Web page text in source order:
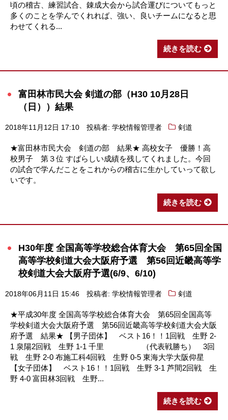
頃の稽古、練習試合、錬成大会から試合運びについてもっと
多くのことを学んでくれれば、強い、良いチームになると思
わせてくれる...
続きを読む
富田林市民大会 剣道の部（H30 10月28日
（日））結果
2018年11月12日 17:10 投稿者: 学校情報管理者 剣道
★富田林市民大会 剣道の部 結果★ 高校女子 優勝！高
校男子 第３位 すばらしい成績を残してくれました。今回
の試合で学んだことをこれからの稽古に生かしていって欲し
いです。
続きを読む
H30年度 全国高等学校総合体育大会 第65回全国
高等学校剣道大会大阪府予選 第56回近畿高等学
校剣道大会大阪府予選(6/9、6/10)
2018年06月11日 15:46 投稿者: 学校情報管理者 剣道
★平成30年度 全国高等学校総合体育大会 第65回全国高等
学校剣道大会大阪府予選 第56回近畿高等学校剣道大会大阪
府予選 結果★ 【男子団体】 ベスト16！！1回戦 生野 2-
1 泉陽2回戦 生野 1-1 千里 （代表戦勝ち） 3回
戦 生野 2-0 布施工科4回戦 生野 0-5 東海大学大阪仰星
【女子団体】 ベスト16！！1回戦 生野 3-1 芦間2回戦 生
野 4-0 富田林3回戦 生野...
続きを読む